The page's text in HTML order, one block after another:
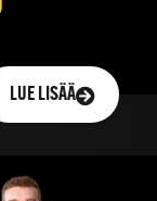
LUE LISÄÄ